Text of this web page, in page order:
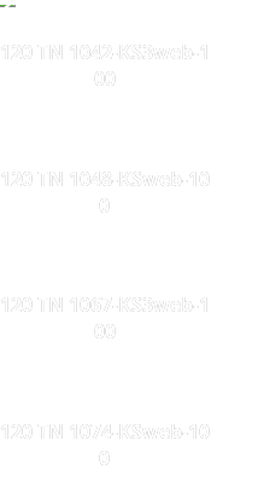
120 TN 1042-KS3web-1
00
120 TN 1048-KSweb-10
0
120 TN 1067-KS3web-1
00
120 TN 1074-KSweb-10
0